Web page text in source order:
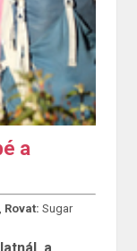
a
Rovat: Sugar